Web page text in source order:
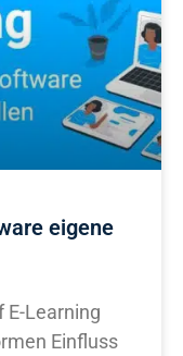
eigene
Learning
Einfluss